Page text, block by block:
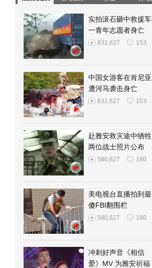
实拍滚石砸中救援车
一青年志愿者身亡
832,627 153
中国女游客在肯尼亚
遭河马袭击身亡
832,627 153
赴雅安救灾途中牺牲
两位战士照片公布
580,627 180
美电视台直播拍到最
傻FBI翻围栏
580,627 180
冲刺好声音《相信
爱》MV 为雅安祈福